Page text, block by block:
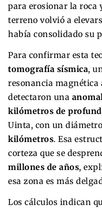
para erosionar la roca
terreno volvió a
había consolidado su
Para confirmar esta
tomografía sísmica,
resonancia magnética
detectaron una
kilómetros de
Uinta, con un
kilómetros. Esa
corteza que se
millones de años,
esa zona es más
Los cálculos indican